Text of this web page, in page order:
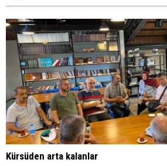
Kürsüden arta kalanlar